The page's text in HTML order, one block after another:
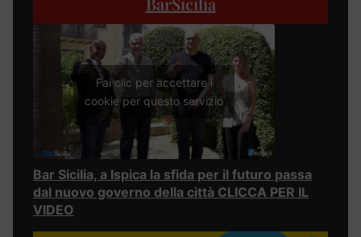
Fai clic per accettare i
cookie per questo servizio
Bar Sicilia, a Ispica la sfida per il futuro passa
dal nuovo governo della città CLICCA PER IL
VIDEO